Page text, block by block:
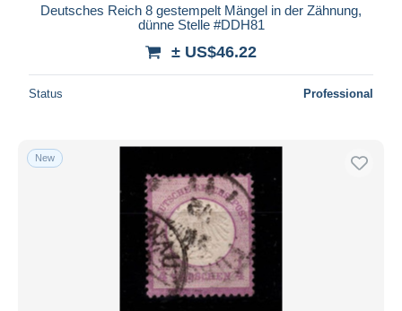
Deutsches Reich 8 gestempelt Mängel in der Zähnung,
dünne Stelle #DDH81
± US$46.22
Status Professional
New